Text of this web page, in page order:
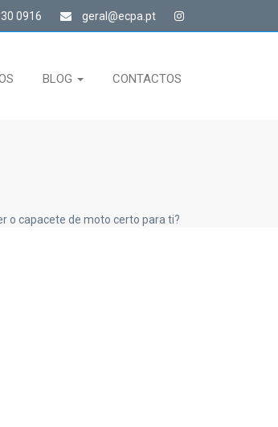
0916 geral@ecpa.pt
BLOG CONTACTOS
o capacete de moto certo para ti?